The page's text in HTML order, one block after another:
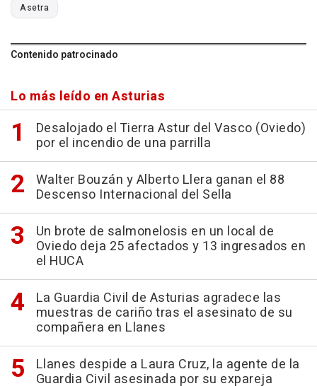
Asetra
Contenido patrocinado
Lo más leído en Asturias
Desalojado el Tierra Astur del Vasco (Oviedo)
por el incendio de una parrilla
Walter Bouzán y Alberto Llera ganan el 88
Descenso Internacional del Sella
Un brote de salmonelosis en un local de
Oviedo deja 25 afectados y 13 ingresados en
el HUCA
La Guardia Civil de Asturias agradece las
muestras de cariño tras el asesinato de su
compañera en Llanes
Llanes despide a Laura Cruz, la agente de la
Guardia Civil asesinada por su expareja